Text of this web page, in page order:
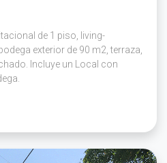
de 1 piso, living-
exterior de 90 m2, terraza,
Incluye un Local con